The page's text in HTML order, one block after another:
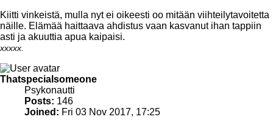
Kiitti vinkeistä, mulla nyt ei oikeesti oo mitään viihteilytavoitetta
näille. Elämää haittaava ahdistus vaan kasvanut ihan tappiin
asti ja akuuttia apua kaipaisi.
xxxxx.
Thatspecialsomeone
Psykonautti
Posts: 146
Joined: Fri 03 Nov 2017, 17:25